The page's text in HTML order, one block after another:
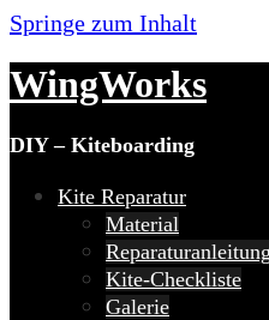
Springe zum Inhalt
WingWorks
DIY – Kiteboarding
Kite Reparatur
Material
Reparaturanleitung
Kite-Checkliste
Galerie